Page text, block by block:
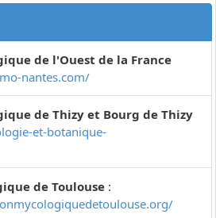
de l'Ouest de la France
nantes.com/
de Thizy et Bourg de Thizy
et-botanique-
de Toulouse :